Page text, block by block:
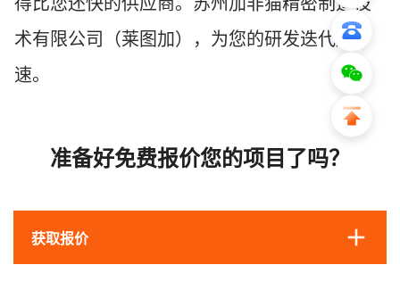
术有限公司（莱图加）
，为您的研发迭代加
速。
准备好免费报价您的项目了吗？
获取报价